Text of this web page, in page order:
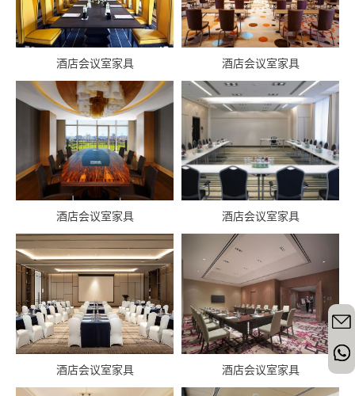
酒店会议室家具 酒店会议室家具
酒店会议室家具 酒店会议室家具
酒店会议室家具 酒店会议室家具